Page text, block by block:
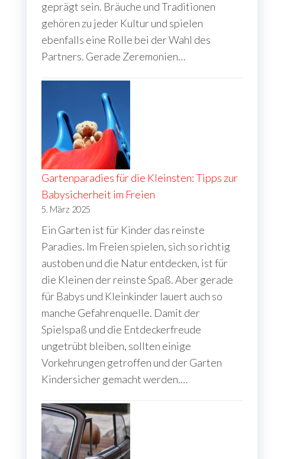
geprägt sein. Bräuche und Traditionen
gehören zu jeder Kultur und spielen
ebenfalls eine Rolle bei der Wahl des
Partners. Gerade Zeremonien…
Gartenparadies für die Kleinsten: Tipps zur
Babysicherheit im Freien
5. März 2025
Ein Garten ist für Kinder das reinste
Paradies. Im Freien spielen, sich so richtig
austoben und die Natur entdecken, ist für
die Kleinen der reinste Spaß. Aber gerade
für Babys und Kleinkinder lauert auch so
manche Gefahrenquelle. Damit der
Spielspaß und die Entdeckerfreude
ungetrübt bleiben, sollten einige
Vorkehrungen getroffen und der Garten
Kindersicher gemacht werden.…